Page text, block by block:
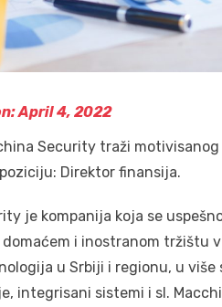
April 4, 2022
Security traži
Direktor finansija.
je kompanija koja se
i inostranom tržištu
u Srbiji i regionu, u više
integrisani sistemi i sl.